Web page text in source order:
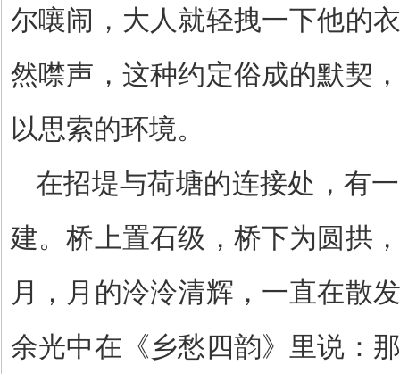
尔嚷闹，大人就轻拽一下他的
然噤声，这种约定俗成的默契
以思索的环境。
在招堤与荷塘的连接处，有
建。桥上置石级，桥下为圆拱
月，月的泠泠清辉，一直在散
余光中在《乡愁四韵》里说：